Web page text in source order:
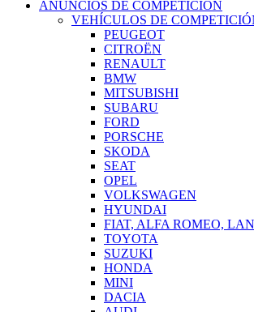
ANUNCIOS DE COMPETICIÓN
VEHÍCULOS DE
PEUGEOT
CITROËN
RENAULT
BMW
MITSUBISHI
SUBARU
FORD
PORSCHE
SKODA
SEAT
OPEL
VOLKSWAGEN
HYUNDAI
FIAT, ALFA ROMEO,
TOYOTA
SUZUKI
HONDA
MINI
DACIA